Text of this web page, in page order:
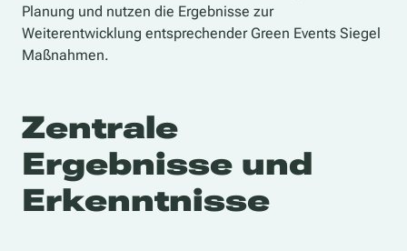
Planung und nutzen die Ergebnisse zur
Weiterentwicklung entsprechender Green Events Siegel
Maßnahmen.
Zentrale
Ergebnisse und
Erkenntnisse